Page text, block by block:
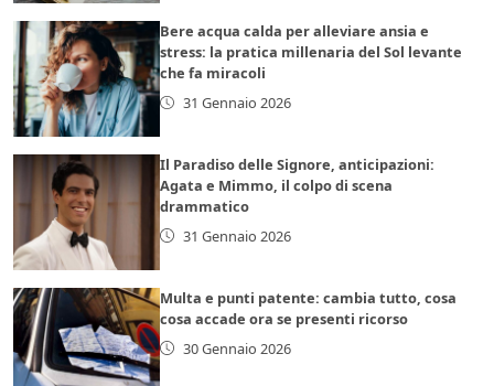
Bere acqua calda per alleviare ansia e
stress: la pratica millenaria del Sol levante
che fa miracoli
31 Gennaio 2026
Il Paradiso delle Signore, anticipazioni:
Agata e Mimmo, il colpo di scena
drammatico
31 Gennaio 2026
Multa e punti patente: cambia tutto, cosa
cosa accade ora se presenti ricorso
30 Gennaio 2026